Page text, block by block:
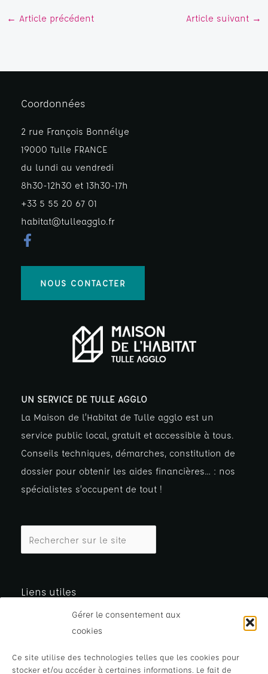
Gérer le consentement aux
cookies
Ce site utilise des technologies telles que les cookies pour
stocker et/ou accéder à certaines informations. Le fait de
← Article précédent Article suivant →
Coordonnées
2 rue François Bonnélye
19000 Tulle FRANCE
du lundi au vendredi
8h30-12h30 et 13h30-17h
+33 5 55 20 67 01
habitat@tulleagglo.fr
NOUS CONTACTER
UN SERVICE DE TULLE AGGLO
La Maison de l’Habitat de Tulle agglo est un
service public local, gratuit et accessible à tous.
Conseils techniques, démarches, constitution de
dossier pour obtenir les aides financières… : nos
spécialistes s’occupent de tout !
Liens utiles
Je construis
J’adapte